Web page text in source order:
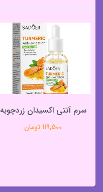
سرم آنتی اکسیدان زردچوبه
119,500 تومان